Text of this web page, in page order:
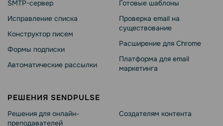
SMTP-сервер
Исправление списка
Конструктор писем
Формы подписки
Автоматические рассылки
Готовые шаблоны
Проверка email на
существование
Расширение для Chrome
Платформа для email
маркетинга
РЕШЕНИЯ SENDPULSE
Решения для онлайн-
преподавателей
Создателям контента